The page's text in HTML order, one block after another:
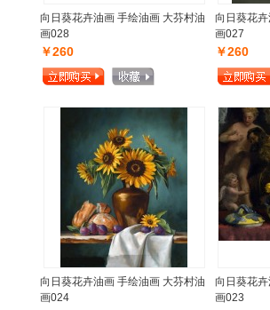
向日葵花卉油画 手绘油画 大芬村油
画028
￥260
向日葵花
画027
￥260
向日葵花卉油画 手绘油画 大芬村油
画024
向日葵花
画023